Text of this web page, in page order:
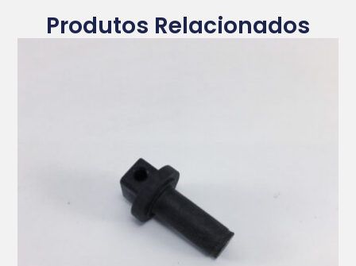
Produtos Relacionados